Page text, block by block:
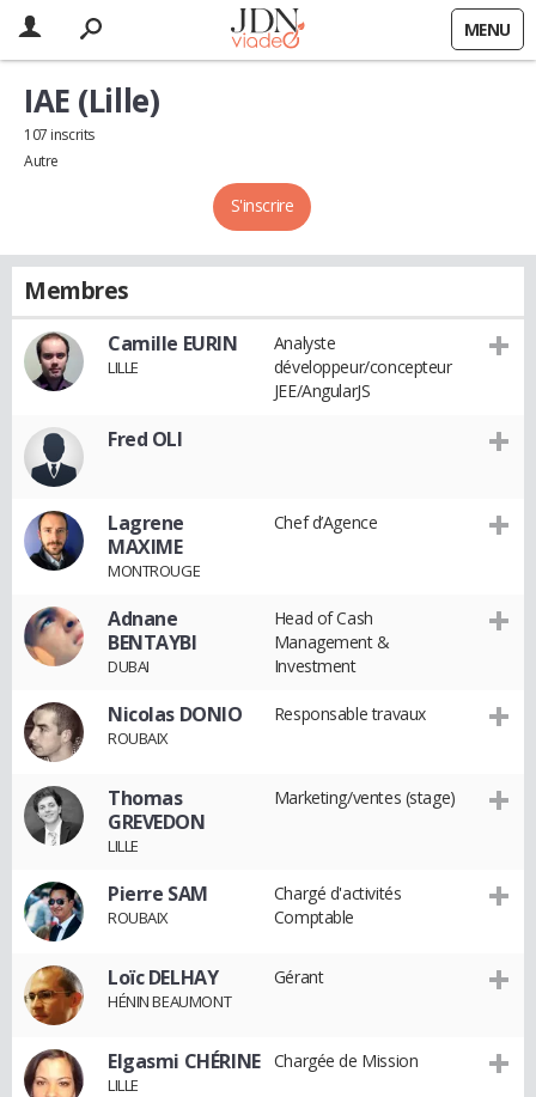
MENU
S'inscrire
IAE (Lille)
107 inscrits
Autre
Membres
Camille EURIN
LILLE
Analyste
développeur/concepteur
JEE/AngularJS
Fred OLI
Lagrene
MAXIME
MONTROUGE
Chef d’Agence
Adnane
BENTAYBI
DUBAI
Head of Cash
Management &
Investment
Nicolas DONIO
ROUBAIX
Responsable travaux
Thomas
GREVEDON
LILLE
Marketing/ventes (stage)
Pierre SAM
ROUBAIX
Chargé d'activités
Comptable
Loïc DELHAY
HÉNIN BEAUMONT
Gérant
Elgasmi CHÉRINE
LILLE
Chargée de Mission